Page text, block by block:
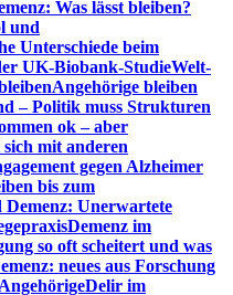
Was lässt bleiben?
und
Unterschiede beim
UK-Biobank-StudieWelt-
Angehörige bleiben
– Politik muss Strukturen
ok – aber
mit anderen
gegen Alzheimer
bis zum
Unerwartete
Demenz im
so oft scheitert und was
neues aus Forschung
Delir im